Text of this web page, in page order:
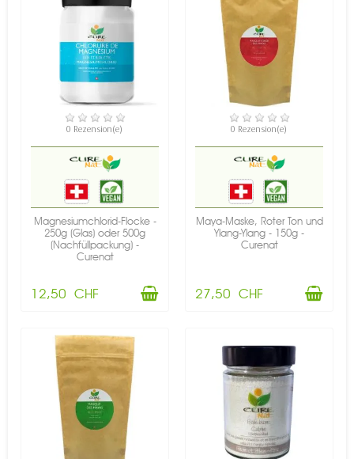
VERFÜGBAR
0 Rezension(e)
Magnesiumchlorid-Flocke -
250g (Glas) oder 500g
(Nachfüllpackung) -
Curenat
12,50 CHF
VERFÜGBAR
0 Rezension(e)
Maya-Maske, Roter Ton und
Ylang-Ylang - 150g -
Curenat
27,50 CHF